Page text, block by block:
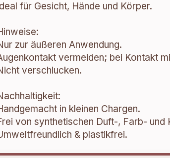
für Gesicht, Hände und Körper.
zur äußeren Anwendung.
vermeiden; bei Kontakt
verschlucken.
in kleinen Chargen.
von synthetischen Duft-, Farb- und
& plastikfrei.